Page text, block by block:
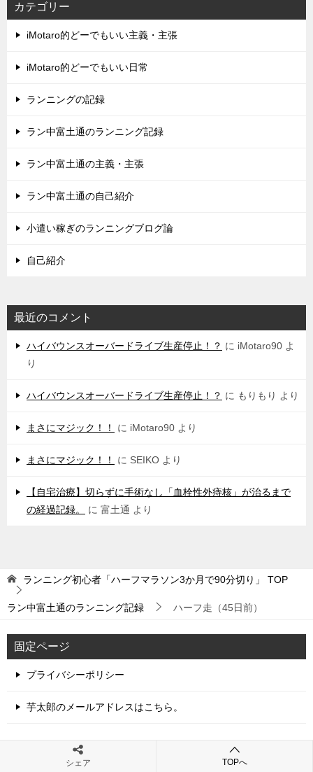
カテゴリー
iMotaro的どーでもいい主義・主張
iMotaro的どーでもいい日常
ランニングの記録
ラン中富土通のランニング記録
ラン中富土通の主義・主張
ラン中富土通の自己紹介
小遣い稼ぎのランニングブログ論
自己紹介
最近のコメント
ハイバウンスオーバードライブ生産停止！？ に iMotaro90 よ
り
ハイバウンスオーバードライブ生産停止！？ に もりもり より
まさにマジック！！ に iMotaro90 より
まさにマジック！！ に SEIKO より
【自宅治療】切らずに手術なし「血栓性外痔核」が治るまで
の経過記録。
に 富土通 より
ランニング初心者「ハーフマラソン3か月で90分切り」 TOP
ラン中富土通のランニング記録 ハーフ走（45日前）
固定ページ
プライバシーポリシー
芋太郎のメールアドレスはこちら。
シェア TOPへ